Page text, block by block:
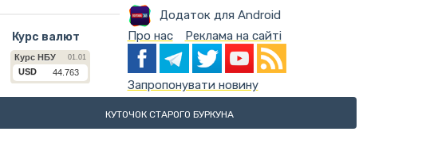
Додаток для Android
Курс валют Про нас Реклама на сайті
Запропонувати новину
КУТОЧОК СТАРОГО БУРКУНА